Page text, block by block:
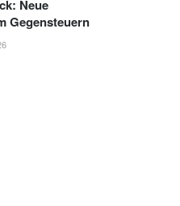
Neue
Gegensteuern